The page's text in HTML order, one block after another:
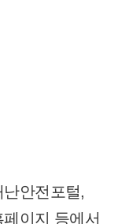
안전포털,
이지 등에서